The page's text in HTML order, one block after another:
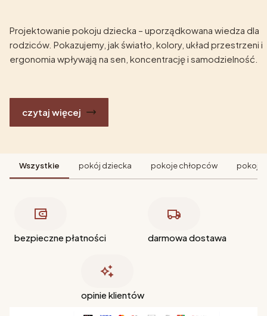
Projektowanie pokoju dziecka – uporządkowana wiedza dla
rodziców. Pokazujemy, jak światło, kolory, układ przestrzeni i
ergonomia wpływają na sen, koncentrację i samodzielność.
czytaj więcej
Wszystkie pokój dziecka pokoje chłopców pokoje
bezpieczne płatności darmowa dostawa
opinie klientów